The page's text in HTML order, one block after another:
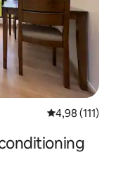
Gemiddelde
4,98 (111)